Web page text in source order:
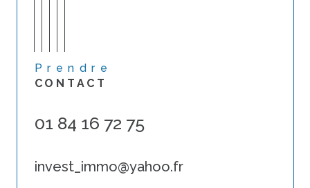
Prendre
CONTACT
01 84 16 72 75
invest_immo@yahoo.fr